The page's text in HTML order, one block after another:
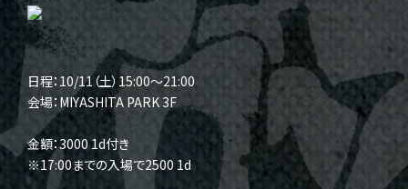
日程：10/11（土）15:00～21:00
会場：MIYASHITA PARK 3F
金額：3000 1d付き
※17:00までの入場で2500 1d